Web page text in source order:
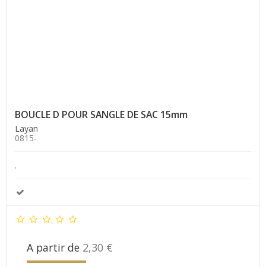
BOUCLE D POUR SANGLE DE SAC 15mm
Layan
0815-
.
A partir de 2,30 €